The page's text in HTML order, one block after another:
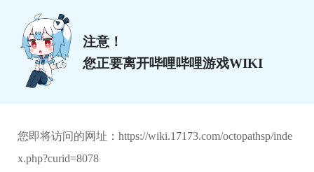
注意！
您正要离开哔哩哔哩游戏WIKI
您即将访问的网址： https://wiki.17173.com/octopathsp/inde
x.php?curid=8078